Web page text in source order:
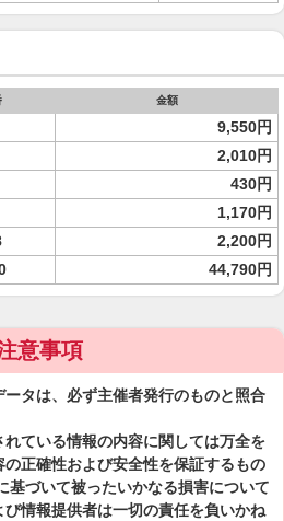
金額
9,550円
2,010円
430円
1,170円
2,200円
44,790円
意事項
タは、必ず主催者発行のものと照合
ている情報の内容に関しては万全を
正確性および安全性を保証するもの
基づいて被ったいかなる損害について
情報提供者は一切の責任を負いかね